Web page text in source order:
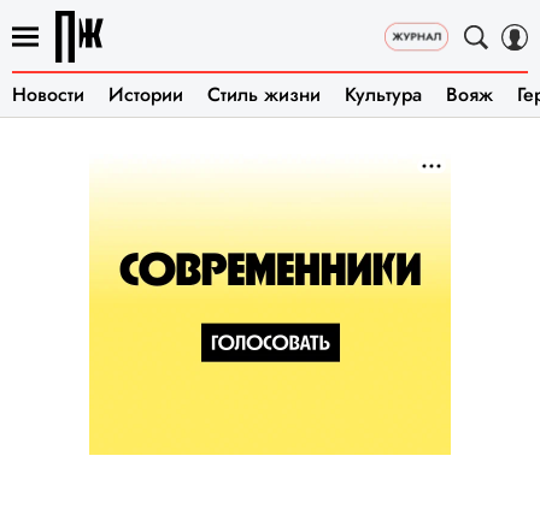
Новости Истории Стиль жизни Культура Вояж